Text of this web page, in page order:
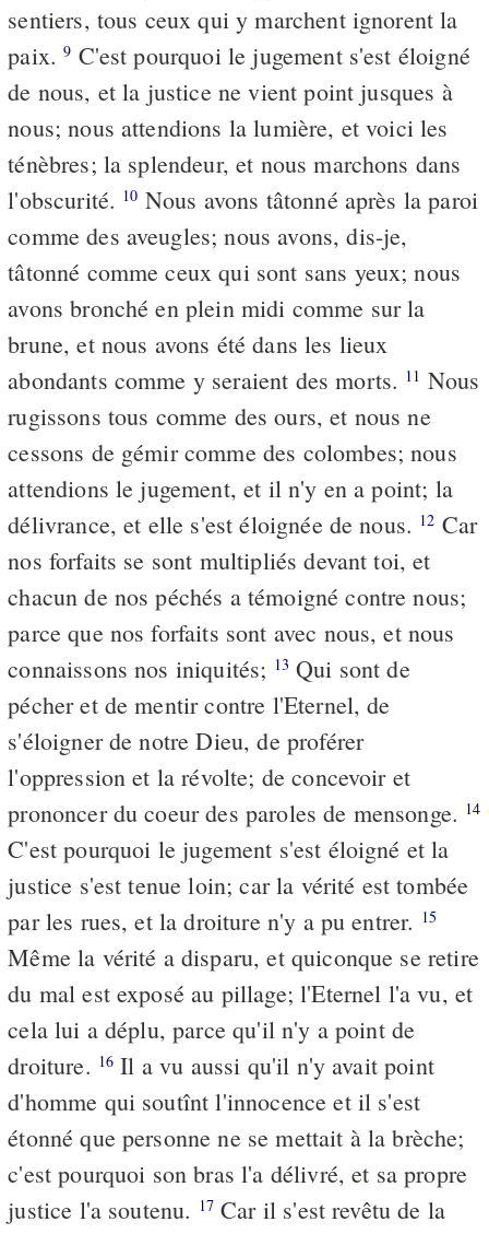
sentiers, tous ceux qui y marchent ignorent la
paix.9 C'est pourquoi le jugement s'est éloigné
de nous, et la justice ne vient point jusques à
nous; nous attendions la lumière, et voici les
ténèbres; la splendeur, et nous marchons dans
l'obscurité. 10 Nous avons tâtonné après la paroi
comme des aveugles; nous avons, dis-je,
tâtonné comme ceux qui sont sans yeux; nous
avons bronché en plein midi comme sur la
brune, et nous avons été dans les lieux
abondants comme y seraient des morts. 11 Nous
rugissons tous comme des ours, et nous ne
cessons de gémir comme des colombes; nous
attendions le jugement, et il n'y en a point; la
délivrance, et elle s'est éloignée de nous. 12 Car
nos forfaits se sont multipliés devant toi, et
chacun de nos péchés a témoigné contre nous;
parce que nos forfaits sont avec nous, et nous
connaissons nos iniquités; 13 Qui sont de
pécher et de mentir contre l'Eternel, de
s'éloigner de notre Dieu, de proférer
l'oppression et la révolte; de concevoir et
prononcer du coeur des paroles de mensonge. 14
C'est pourquoi le jugement s'est éloigné et la
justice s'est tenue loin; car la vérité est tombée
par les rues, et la droiture n'y a pu entrer. 15
Même la vérité a disparu, et quiconque se retire
du mal est exposé au pillage; l'Eternel l'a vu, et
cela lui a déplu, parce qu'il n'y a point de
droiture. 16 Il a vu aussi qu'il n'y avait point
d'homme qui soutînt l'innocence et il s'est
étonné que personne ne se mettait à la brèche;
c'est pourquoi son bras l'a délivré, et sa propre
justice l'a soutenu. 17Car il s'est revêtu de la